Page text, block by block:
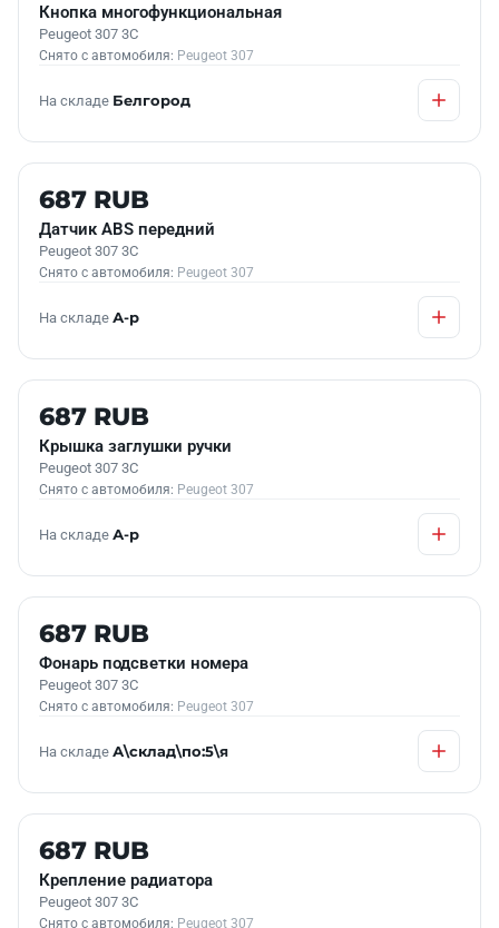
Кнопка многофункциональная
Peugeot 307 3C
Снято с автомобиля: Peugeot 307
На складе Белгород
Б/У В НАЛИЧИИ
687 RUB
Датчик АВS передний
Peugeot 307 3C
Снято с автомобиля: Peugeot 307
На складе А-р
Б/У В НАЛИЧИИ
687 RUB
Крышка заглушки ручки
Peugeot 307 3C
Снято с автомобиля: Peugeot 307
На складе А-р
Б/У В НАЛИЧИИ
687 RUB
Фонарь подсветки номера
Peugeot 307 3C
Снято с автомобиля: Peugeot 307
На складе А\склад\по:5\я
Б/У В НАЛИЧИИ
687 RUB
Крепление радиатора
Peugeot 307 3C
Снято с автомобиля: Peugeot 307